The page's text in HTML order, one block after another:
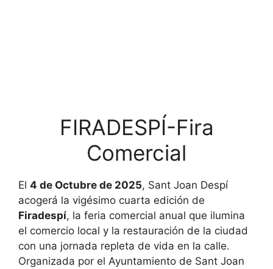
FIRADESPÍ-Fira
Comercial
El 4 de Octubre de 2025, Sant Joan Despí
acogerá la vigésimo cuarta edición de
Firadespí, la feria comercial anual que ilumina
el comercio local y la restauración de la ciudad
con una jornada repleta de vida en la calle.
Organizada por el Ayuntamiento de Sant Joan